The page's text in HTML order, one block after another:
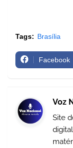
Tags: Brasília
Facebook
Voz
Site